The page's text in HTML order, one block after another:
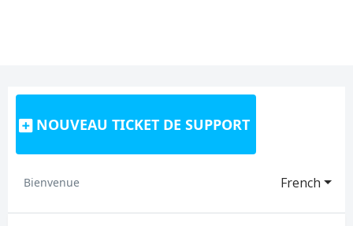
NOUVEAU TICKET DE SUPPORT
French
Bienvenue